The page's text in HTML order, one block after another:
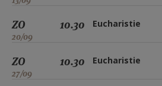
ZO
20/09
10.30 Eucharistie
ZO
27/09
10.30 Eucharistie